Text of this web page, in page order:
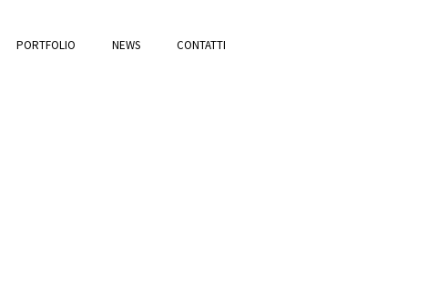
PORTFOLIO NEWS CONTATTI